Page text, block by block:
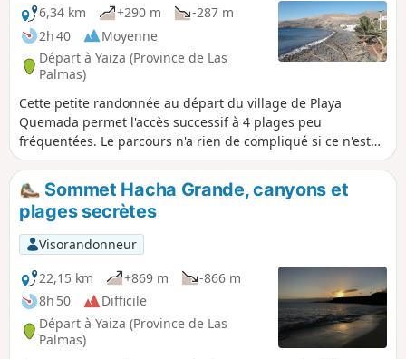
6,34 km
+290 m
-287 m
2h 40
Moyenne
Départ à Yaiza (Province de Las
Palmas)
Cette petite randonnée au départ du village de Playa
Quemada permet l'accès successif à 4 plages peu
fréquentées. Le parcours n'a rien de compliqué si ce n'est
quelques surplombs au dessus des falaises qui peuvent
être impressionnants surtout par jour de vent. Les 4 plages
en questions sont donc Playa Quemada, Playa de la Arena,
Playa del Paso, Playa la Casa. Cette dernière réserve une
petite surprise.
Sommet Hacha Grande, canyons et
plages secrètes
Visorandonneur
22,15 km
+869 m
-866 m
8h 50
Difficile
Départ à Yaiza (Province de Las
Palmas)